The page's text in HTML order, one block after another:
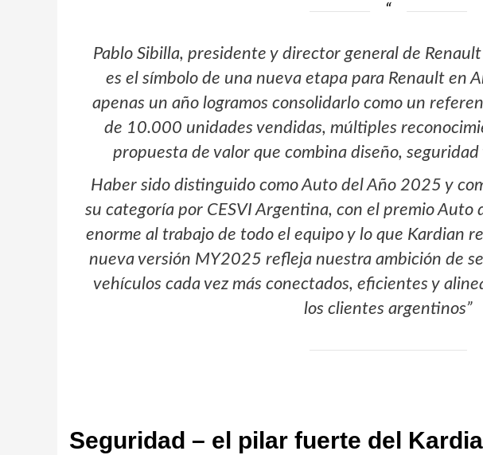
Pablo Sibilla, presidente y director general de
es el símbolo de una nueva etapa para Renault en
apenas un año logramos consolidarlo como un
de 10.000 unidades vendidas, múltiples
propuesta de valor que combina diseño,
Haber sido distinguido como Auto del Año 2025 y
su categoría por CESVI Argentina, con el premio Auto
enorme al trabajo de todo el equipo y lo que Kardian
nueva versión MY2025 refleja nuestra ambición de
vehículos cada vez más conectados, eficientes y
los clientes argentinos”
Seguridad – el pilar fuerte del